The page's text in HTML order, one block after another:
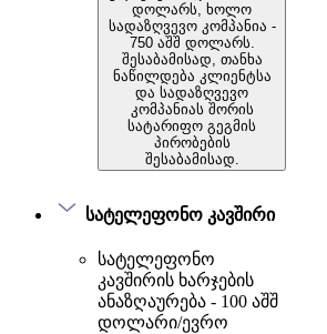
დოლარს, ხოლო
სადაზღვევო კომპანია -
750 აშშ დოლარს.
შესაბამისად, თანხა
ნაწილდება კლიენტსა
და სადაზღვევო
კომპანიას შორის
სატარიფო გეგმის
პირობების
შესაბამისად.
სატელეფონო კავშირი
სატელეფონო
კავშირის ხარჯების
ანაზღაურება - 100 აშშ
დოლარი/ევრო